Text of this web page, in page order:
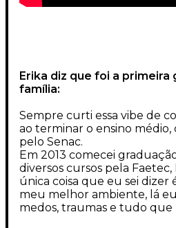
Erika diz que foi a primeira
família:
Sempre curti essa vibe de
ao terminar o ensino médio,
pelo Senac.
Em 2013 comecei
diversos cursos pela
única coisa que eu sei dizer
meu melhor ambiente, lá
medos, traumas e tudo que